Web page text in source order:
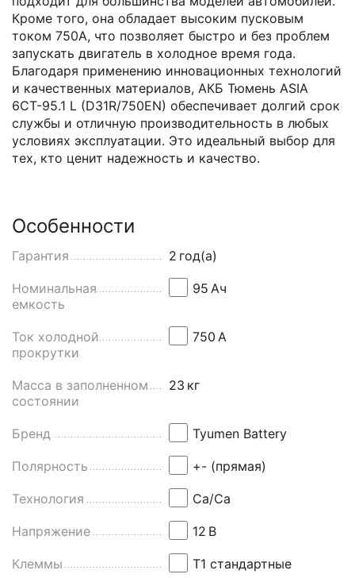
Кроме того, она обладает высоким пусковым
током 750A, что позволяет быстро и без проблем
запускать двигатель в холодное время года.
Благодаря применению инновационных технологий
и качественных материалов, АКБ Тюмень ASIA
6СТ-95.1 L (D31R/750EN) обеспечивает долгий срок
службы и отличную производительность в любых
условиях эксплуатации. Это идеальный выбор для
тех, кто ценит надежность и качество.
Особенности
Гарантия 2 год(а)
Номинальная
емкость
95 Aч
Ток холодной
прокрутки
750 А
Масса в заполненном
состоянии
23 кг
Бренд Tyumen Battery
Полярность +- (прямая)
Технология Ca/Ca
Напряжение 12 В
Клеммы Т1 стандартные